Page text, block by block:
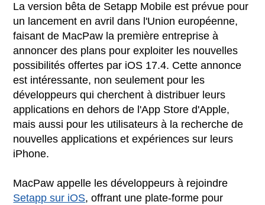
La version bêta de Setapp Mobile est prévue pour
un lancement en avril dans l'Union européenne,
faisant de MacPaw la première entreprise à
annoncer des plans pour exploiter les nouvelles
possibilités offertes par iOS 17.4. Cette annonce
est intéressante, non seulement pour les
développeurs qui cherchent à distribuer leurs
applications en dehors de l'App Store d'Apple,
mais aussi pour les utilisateurs à la recherche de
nouvelles applications et expériences sur leurs
iPhone.
MacPaw appelle les développeurs à rejoindre
Setapp sur iOS, offrant une plate-forme pour